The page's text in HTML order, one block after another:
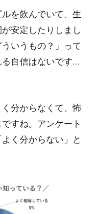
を飲んでいて、生
安定したりしまし
いうもの？」って
自信はないです…
分からなくて、怖
すね。アンケート
く分からない」と